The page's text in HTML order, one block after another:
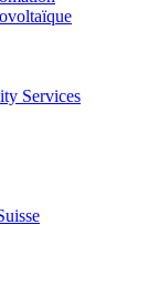
Services